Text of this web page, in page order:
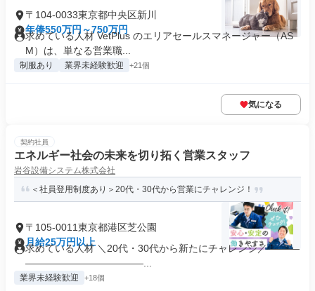
〒104-0033東京都中央区新川
年俸550万円～750万円
求めている人材 VetPlus のエリアセールスマネージャー（AS
M）は、単なる営業職...
制服あり 業界未経験歓迎 +21個
気になる
契約社員
エネルギー社会の未来を切り拓く営業スタッフ
岩谷設備システム株式会社
＜社員登用制度あり＞20代・30代から営業にチャレンジ！
〒105-0011東京都港区芝公園
月給25万円以上
求めている人材 ＼20代・30代から新たにチャレンジ／ ―――
――――――――――――...
業界未経験歓迎 +18個